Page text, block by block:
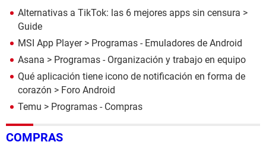
Alternativas a TikTok: las 6 mejores apps sin censura >
Guide
MSI App Player> Programas - Emuladores de Android
Asana > Programas - Organización y trabajo en equipo
Qué aplicación tiene icono de notificación en forma de
corazón > Foro Android
Temu > Programas - Compras
COMPRAS